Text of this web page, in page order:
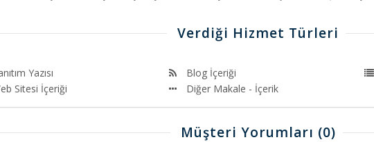
Verdiği Hizmet Türleri
Yazısı Blog İçeriği
Sitesi İçeriği
Diğer Makale - İçerik
Müşteri Yorumları (0)